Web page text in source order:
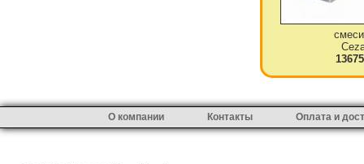
О компании Контакты Оплата и